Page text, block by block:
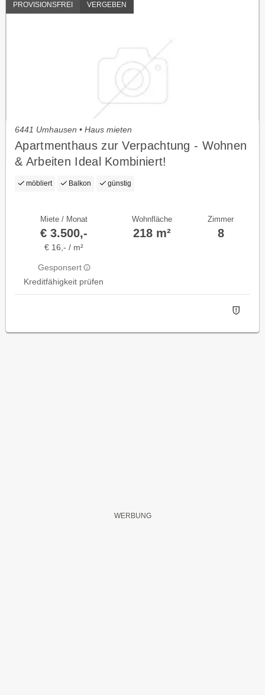
PROVISIONSFREI VERGEBEN
6441 Umhausen • Haus mieten
Apartmenthaus zur Verpachtung - Wohnen
& Arbeiten Ideal Kombiniert!
möbliert Balkon günstig
Miete / Monat
€ 3.500,-
€ 16,- / m²
Gesponsert
Kreditfähigkeit prüfen
Wohnfläche
218 m²
Zimmer
8